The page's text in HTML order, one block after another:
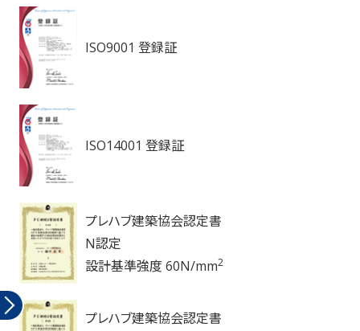
ISO9001 登録証
ISO14001 登録証
プレハブ建築協会認定書
N認定
設計基準強度 60N/mm2
プレハブ建築協会認定書